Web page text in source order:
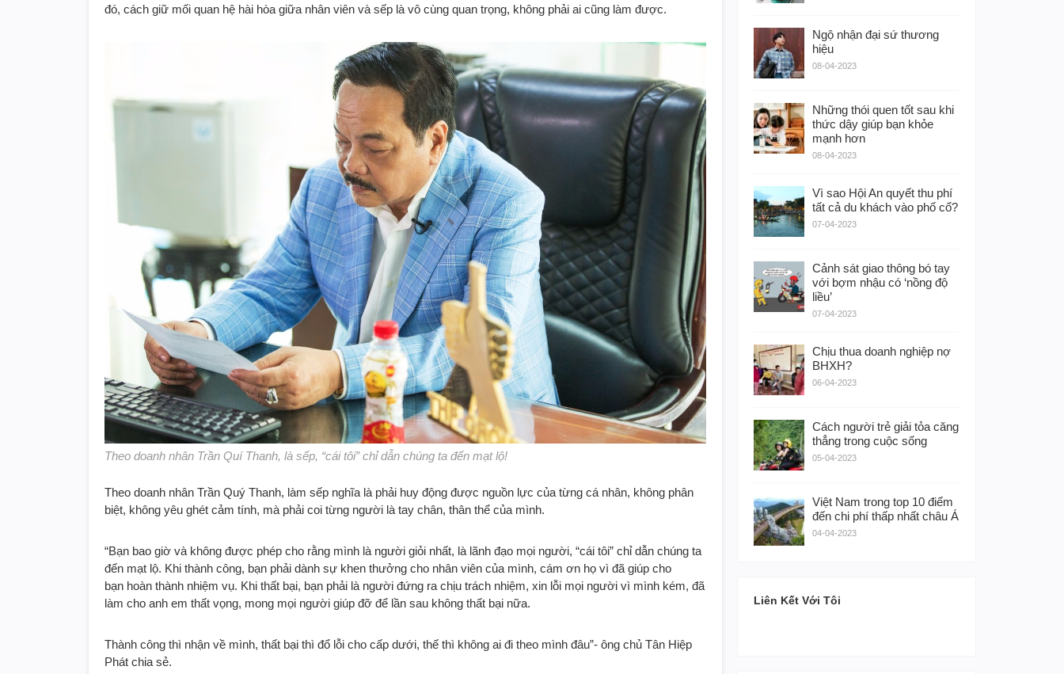
đó, cách giữ mối quan hệ hài hòa giữa nhân viên và sếp là vô cùng quan trọng, không phải ai cũng làm được.
Theo doanh nhân Trần Quí Thanh, là sếp, “cái tôi” chỉ dẫn chúng ta đến mạt lộ!
Theo doanh nhân Trần Quý Thanh, làm sếp nghĩa là phải huy động được nguồn lực của từng cá nhân, không phân
biệt, không yêu ghét cảm tính, mà phải coi từng người là tay chân, thân thể của mình.
“Bạn bao giờ và không được phép cho rằng mình là người giỏi nhất, là lãnh đạo mọi người, “cái tôi” chỉ dẫn chúng ta
đến mạt lộ. Khi thành công, bạn phải dành sự khen thưởng cho nhân viên của mình, cám ơn họ vì đã giúp cho
bạn hoàn thành nhiệm vụ. Khi thất bại, bạn phải là người đứng ra chịu trách nhiệm, xin lỗi mọi người vì mình kém, đã
làm cho anh em thất vọng, mong mọi người giúp đỡ để lần sau không thất bại nữa.
Thành công thì nhận về mình, thất bại thì đổ lỗi cho cấp dưới, thế thì không ai đi theo mình đâu”- ông chủ Tân Hiệp
Phát chia sẻ.
Ngộ nhận đại sứ thương
hiệu
08-04-2023
Những thói quen tốt sau khi
thức dậy giúp bạn khỏe
mạnh hơn
08-04-2023
Vì sao Hội An quyết thu phí
tất cả du khách vào phố cổ?
07-04-2023
Cảnh sát giao thông bó tay
với bợm nhậu có ‘nồng độ
liều’
07-04-2023
Chịu thua doanh nghiệp nợ
BHXH?
06-04-2023
Cách người trẻ giải tỏa căng
thẳng trong cuộc sống
05-04-2023
Việt Nam trong top 10 điểm
đến chi phí thấp nhất châu Á
04-04-2023
Liên Kết Với Tôi